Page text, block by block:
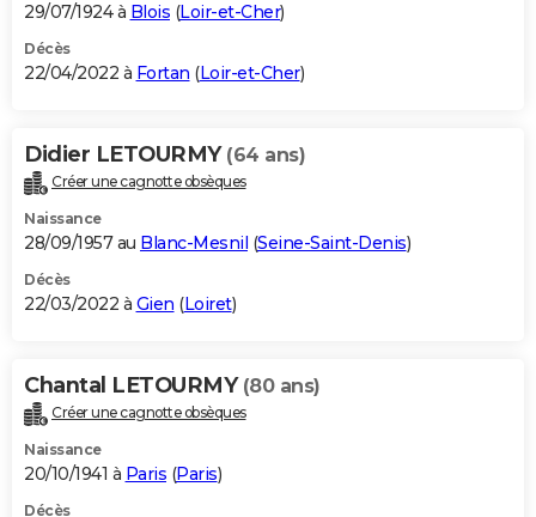
29/07/1924 à Blois (Loir-et-Cher)
Décès
22/04/2022 à Fortan (Loir-et-Cher)
Didier LETOURMY (64 ans)
Créer une cagnotte obsèques
Naissance
28/09/1957 au Blanc-Mesnil (Seine-Saint-Denis)
Décès
22/03/2022 à Gien (Loiret)
Chantal LETOURMY (80 ans)
Créer une cagnotte obsèques
Naissance
20/10/1941 à Paris (Paris)
Décès